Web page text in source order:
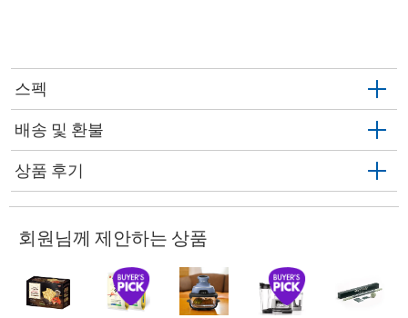
스펙
배송 및 환불
상품 후기
회원님께 제안하는 상품